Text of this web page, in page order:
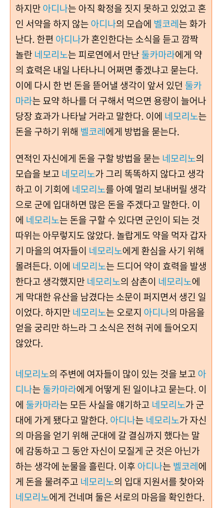
하지만아디나는 아직 확정을 짓지 못하고 있었고 혼
인 서약을 하지 않는 아디나의 모습에 벨코레는 화가
난다. 한편 아디나가 혼인한다는 소식을 듣고 깜짝
놀란네모리노는 피로연에서 만난둘카마라에게 약
의 효력은 내일 나타나니 어쩌면 좋겠냐고 묻는다.
이에 다시 한 번 돈을 뜯어낼 생각이 앞서 있던 둘카
마라는 묘약 하나를 더 구해서 먹으면 용량이 늘어나
당장 효과가 나타날 거라고 말한다. 이에 네모리노는
돈을 구하기 위해 벨코레에게 방법을 묻는다.
연적인 자신에게 돈을 구할 방법을 묻는 네모리노의
모습을 보고 네모리노가 그리 똑똑하지 않다고 생각
하고 이 기회에 네모리노를 아예 멀리 보내버릴 생각
으로 군에 입대하면 많은 돈을 주겠다고 말한다. 이
에 네모리노는 돈을 구할 수 있다면 군인이 되는 것
따위는 아무렇지도 않았다. 놀랍게도 약을 먹자 갑자
기 마을의 여자들이 네모리노에게 환심을 사기 위해
몰려든다. 이에 네모리노는 드디어 약이 효력을 발생
한다고 생각했지만네모리노의 삼촌이 네모리노에
게 막대한 유산을 남겼다는 소문이 퍼지면서 생긴 일
이었다. 하지만네모리노는 오로지 아디나의 마음을
얻을 궁리만 하느라 그 소식은 전혀 귀에 들어오지
않았다.
네모리노의 주변에 여자들이 많이 있는 것을 보고 아
디나는 둘카마라에게 어떻게 된 일이냐고 묻는다. 이
에 둘카마라는 모든 사실을 얘기하고 네모리노가 군
대에 가게 됐다고 말한다. 아디나는 네모리노가 자신
의 마음을 얻기 위해 군대에 갈 결심까지 했다는 말
에 감동하고 그 동안 자신이 모질게 군 것은 아닌가
하는 생각에 눈물을 흘린다. 이후아디나는 벨코레에
게 돈을 물려주고 네모리노의 입대 지원서를 찾아와
네모리노에게 건네며 둘은 서로의 마음을 확인한다.